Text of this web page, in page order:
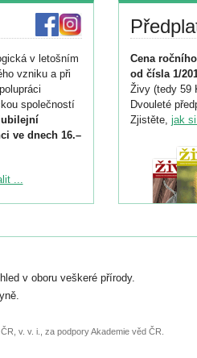
v letošním
vzniku a při
společností
ve dnech 16.–
6. září.
nebo
...
Cena
od čísla 1/
Živy (tedy 59
Dvouleté
Zjistěte, jak
v oboru veškeré přírody.
v. v. i., za podpory Akademie věd ČR.